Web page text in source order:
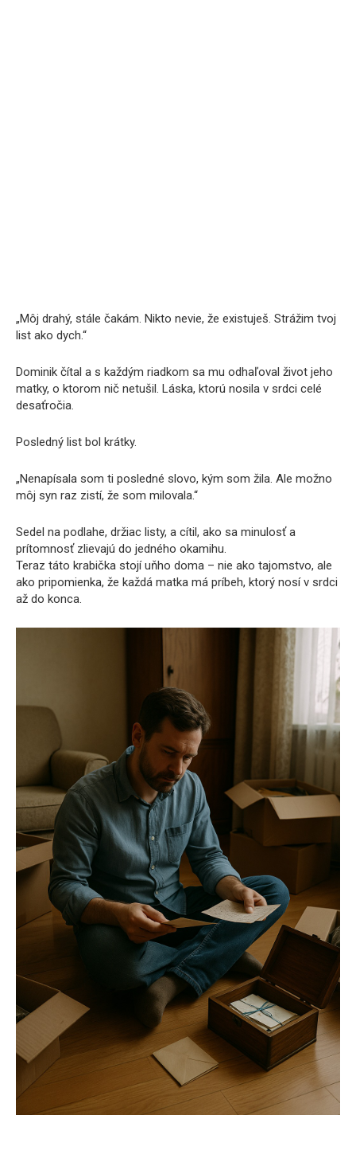
„Môj drahý, stále čakám. Nikto nevie, že existuješ. Strážim tvoj
list ako dych.“
Dominik čítal a s každým riadkom sa mu odhaľoval život jeho
matky, o ktorom nič netušil. Láska, ktorú nosila v srdci celé
desaťročia.
Posledný list bol krátky.
„Nenapísala som ti posledné slovo, kým som žila. Ale možno
môj syn raz zistí, že som milovala.“
Sedel na podlahe, držiac listy, a cítil, ako sa minulosť a
prítomnosť zlievajú do jedného okamihu.
Teraz táto krabička stojí uňho doma – nie ako tajomstvo, ale
ako pripomienka, že každá matka má príbeh, ktorý nosí v srdci
až do konca.